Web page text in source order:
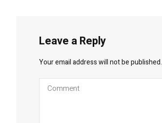
Leave a Reply
Your email address will not be published.